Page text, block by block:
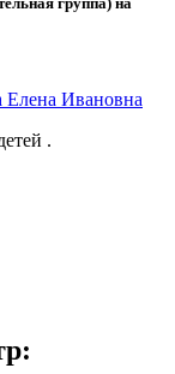
Елена Ивановна
.